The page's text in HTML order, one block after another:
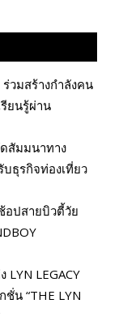
วมสร้างกำลังคน
ยนรู้ผ่าน
สัมมนาทาง
ธุรกิจท่องเที่ยว
อปสายบิวตี้วัย
LEGACY
น “THE LYN